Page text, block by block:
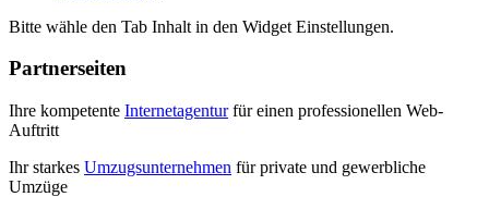
Bitte wähle den Tab Inhalt in den Widget Einstellungen.
Partnerseiten
Ihre kompetente Internetagenturfür einen professionellen Web-
Auftritt
Ihr starkes Umzugsunternehmen für private und gewerbliche
Umzüge